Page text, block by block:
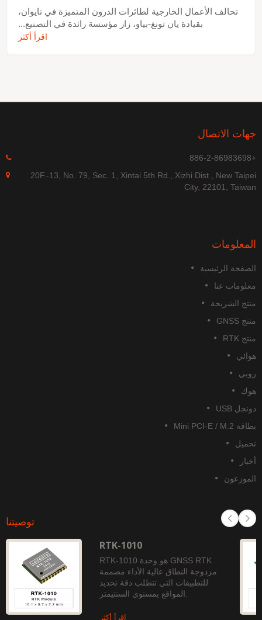
تحالف الأعمال الخارجية لطائرات الدرون المتميزة في تايوان،
بقيادة يان تونغ-بياو، زار مؤسسة رائدة في التصنيع...
اقرأ أكثر
جهات الاتصال
+886-2-86983698
20F.-13, No. 79, Sec. 1, Xintai 5th Rd., Xizhi Dist., New Taipei
City, 22101, Taiwan
المعلومات
الصفحة الرئيسية
معلومات عنا
منتج الشريحة
منتج GNSS
منتج RTK
هوائي
روبي
هوك
دونجل USB
بطاقة Mini PCI-E / M.2
تحميل
أخبار
الموزعون
توصيتنا
RTK-1010
RTK-1010 هو وحدة GNSS RTK
مزدوجة النطاق عالية الأداء مصممة
للتطبيقات التي تتطلب دقة تحديد
اقرأ أكثر